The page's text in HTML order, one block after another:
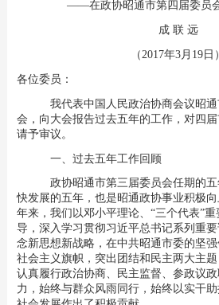
——在政协昭通市第四届委员
成 联 远
（2017年3月19日 ）
各位委员：
我代表中国人民政治协商会议昭通
会，向大会报告过去五年的工作，对四
请予审议。
一、过去五年工作回顾
政协昭通市第三届委员会任期的
快发展的五年，也是昭通政协事业积极向
年来，我们以邓小平理论、 “三个代表”重
导，深入学习贯彻习近平总书记系列重
念新思想新战略，在中共昭通市委的坚强
社会主义旗帜，突出团结和民主两大主题
认真履行政治协商、民主监督、参政议
力，始终与群众风雨同行，始终以实干助